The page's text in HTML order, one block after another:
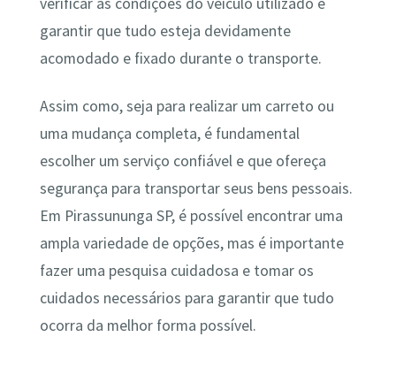
garantir que tudo esteja devidamente
acomodado e fixado durante o transporte.
Assim como, seja para realizar um carreto ou
uma mudança completa, é fundamental
escolher um serviço confiável e que ofereça
segurança para transportar seus bens pessoais.
Em Pirassununga SP, é possível encontrar uma
ampla variedade de opções, mas é importante
fazer uma pesquisa cuidadosa e tomar os
cuidados necessários para garantir que tudo
ocorra da melhor forma possível.